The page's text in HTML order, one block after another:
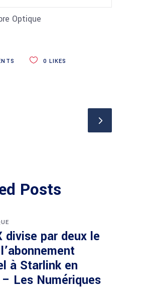
Optique
0 LIKES
Posts
divise par deux le
à Starlink en
Les Numériques